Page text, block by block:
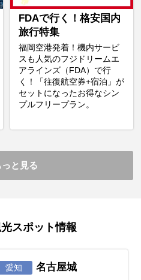
FDAで行く！格安国内
旅行特集
福岡空港発着！機内サービ
スも人気のフジドリームエ
アラインズ（FDA）で行
く！「往復航空券+宿泊」が
セットになったお得なシン
プルフリープラン。
っと見る
スポット情報
愛知 名古屋城